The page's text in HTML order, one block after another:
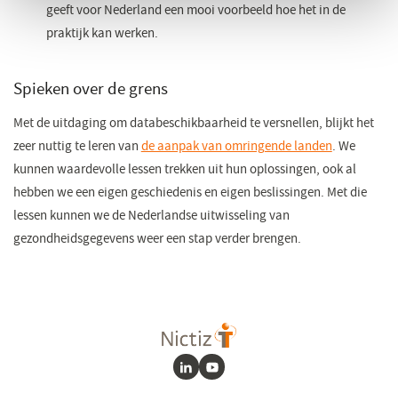
geeft voor Nederland een mooi voorbeeld hoe het in de
praktijk kan werken.
Spieken over de grens
Met de uitdaging om databeschikbaarheid te versnellen, blijkt het
zeer nuttig te leren van de aanpak van omringende landen. We
kunnen waardevolle lessen trekken uit hun oplossingen, ook al
hebben we een eigen geschiedenis en eigen beslissingen. Met die
lessen kunnen we de Nederlandse uitwisseling van
gezondheidsgegevens weer een stap verder brengen.
LinkedInYoutube